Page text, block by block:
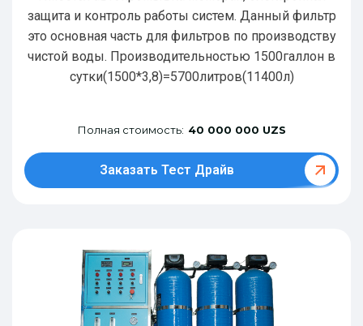
защита и контроль работы систем. Данный фильтр
это основная часть для фильтров по производству
чистой воды. Производительностью 1500галлон в
сутки(1500*3,8)=5700литров(11400л)
Полная стоимость: 40 000 000 UZS
Заказать Тест Драйв